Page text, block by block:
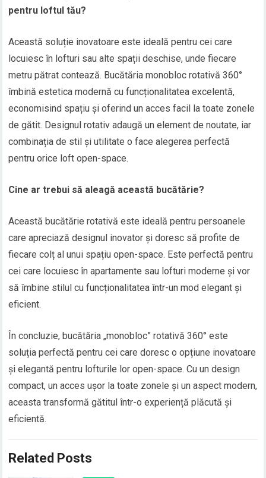
pentru loftul tău?
Această soluție inovatoare este ideală pentru cei care
locuiesc în lofturi sau alte spații deschise, unde fiecare
metru pătrat contează. Bucătăria monobloc rotativă 360°
îmbină estetica modernă cu funcționalitatea excelentă,
economisind spațiu și oferind un acces facil la toate zonele
de gătit. Designul rotativ adaugă un element de noutate, iar
combinația de stil și utilitate o face alegerea perfectă
pentru orice loft open-space.
Cine ar trebui să aleagă această bucătărie?
Această bucătărie rotativă este ideală pentru persoanele
care apreciază designul inovator și doresc să profite de
fiecare colț al unui spațiu open-space. Este perfectă pentru
cei care locuiesc în apartamente sau lofturi moderne și vor
să îmbine stilul cu funcționalitatea într-un mod elegant și
eficient.
În concluzie, bucătăria „monobloc” rotativă 360° este
soluția perfectă pentru cei care doresc o opțiune inovatoare
și elegantă pentru lofturile lor open-space. Cu un design
compact, un acces ușor la toate zonele și un aspect modern,
aceasta transformă gătitul într-o experiență plăcută și
eficientă.
Related Posts